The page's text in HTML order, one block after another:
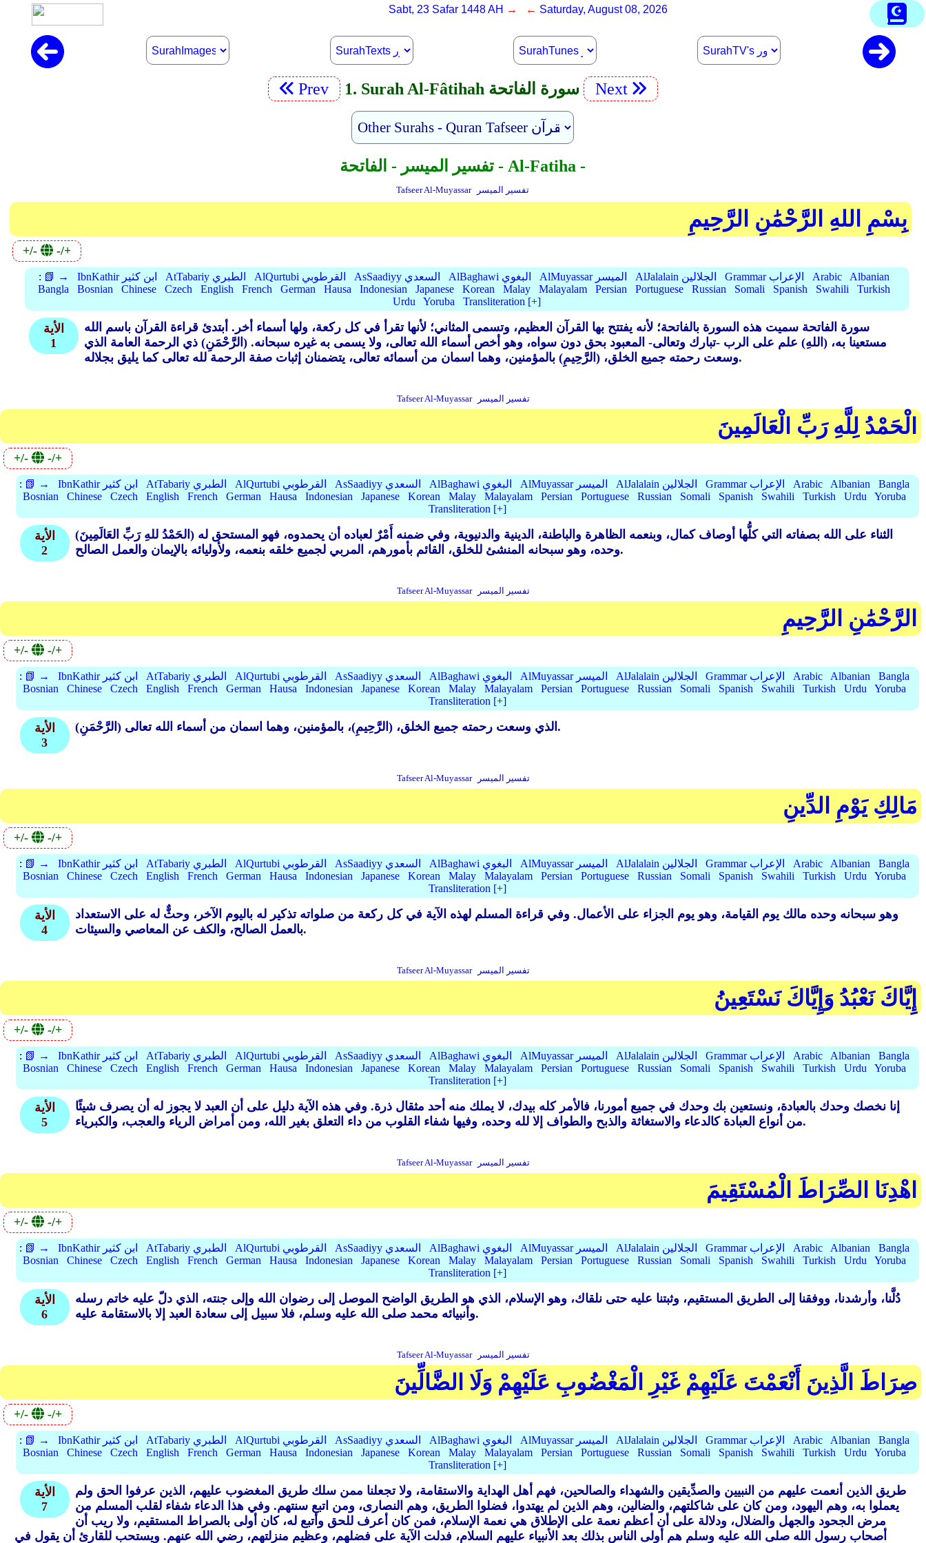
Sabt, 23 Safar 1448 AH → ← Saturday, August 08, 2026
Prev 1. Surah Al-Fâtihah سورة الفاتحة Next
تفسير الميسر - الفاتحة - Al-Fatiha -
Tafseer Al-Muyassar تفسير الميسر
بِسْمِ اللهِ الرَّحْمَٰنِ الرَّحِيمِ
+/- -/+
: 📗 → IbnKathir ابن كثير AtTabariy الطبري AlQurtubi القرطوبي AsSaadiyy السعدي AlBaghawi البغوي AlMuyassar الميسر AlJalalain الجلالين Grammar الإعراب Arabic
Albanian
Bangla
Bosnian Chinese Czech English French German Hausa Indonesian Japanese Korean Malay Malayalam Persian Portuguese Russian Somali Spanish Swahili
Turkish
Urdu
Yoruba Transliteration [+]
الأية
1
سورة الفاتحة سميت هذه السورة بالفاتحة؛ لأنه يفتتح بها القرآن العظيم، وتسمى المثاني؛ لأنها تقرأ في كل ركعة، ولها أسماء أخر. أبتدئ قراءة القرآن باسم الله
مستعينا به، (اللهِ) علم على الرب -تبارك وتعالى- المعبود بحق دون سواه، وهو أخص أسماء الله تعالى، ولا يسمى به غيره سبحانه. (الرَّحْمَنِ) ذي الرحمة العامة الذي
وسعت رحمته جميع الخلق، (الرَّحِيمِ) بالمؤمنين، وهما اسمان من أسمائه تعالى، يتضمنان إثبات صفة الرحمة لله تعالى كما يليق بجلاله.
Tafseer Al-Muyassar تفسير الميسر
الْحَمْدُ لِلَّهِ رَبِّ الْعَالَمِينَ
+/- -/+
: 📗 → IbnKathir ابن كثير AtTabariy الطبري AlQurtubi القرطوبي AsSaadiyy السعدي AlBaghawi البغوي AlMuyassar الميسر AlJalalain الجلالين Grammar الإعراب Arabic Albanian
Bangla
Bosnian
Chinese Czech English French German Hausa Indonesian Japanese Korean Malay Malayalam Persian Portuguese Russian Somali Spanish Swahili Turkish Urdu
Yoruba
Transliteration [+]
الأية
2
(الحَمْدُ للهِ رَبِّ العَالَمِينَ) الثناء على الله بصفاته التي كلُّها أوصاف كمال، وبنعمه الظاهرة والباطنة، الدينية والدنيوية، وفي ضمنه أَمْرٌ لعباده أن يحمدوه، فهو المستحق له
وحده، وهو سبحانه المنشئ للخلق، القائم بأمورهم، المربي لجميع خلقه بنعمه، ولأوليائه بالإيمان والعمل الصالح.
Tafseer Al-Muyassar تفسير الميسر
الرَّحْمَٰنِ الرَّحِيمِ
+/- -/+
: 📗 → IbnKathir ابن كثير AtTabariy الطبري AlQurtubi القرطوبي AsSaadiyy السعدي AlBaghawi البغوي AlMuyassar الميسر AlJalalain الجلالين Grammar الإعراب Arabic Albanian
Bangla
Bosnian
Chinese Czech English French German Hausa Indonesian Japanese Korean Malay Malayalam Persian Portuguese Russian Somali Spanish Swahili Turkish Urdu
Yoruba
Transliteration [+]
الأية
3
(الرَّحْمَنِ) الذي وسعت رحمته جميع الخلق، (الرَّحِيمِ)، بالمؤمنين، وهما اسمان من أسماء الله تعالى.
Tafseer Al-Muyassar تفسير الميسر
مَالِكِ يَوْمِ الدِّينِ
+/- -/+
: 📗 → IbnKathir ابن كثير AtTabariy الطبري AlQurtubi القرطوبي AsSaadiyy السعدي AlBaghawi البغوي AlMuyassar الميسر AlJalalain الجلالين Grammar الإعراب Arabic Albanian
Bangla
Bosnian
Chinese Czech English French German Hausa Indonesian Japanese Korean Malay Malayalam Persian Portuguese Russian Somali Spanish Swahili Turkish Urdu
Yoruba
Transliteration [+]
الأية
4
وهو سبحانه وحده مالك يوم القيامة، وهو يوم الجزاء على الأعمال. وفي قراءة المسلم لهذه الآية في كل ركعة من صلواته تذكير له باليوم الآخر، وحثٌّ له على الاستعداد
بالعمل الصالح، والكف عن المعاصي والسيئات.
Tafseer Al-Muyassar تفسير الميسر
إِيَّاكَ نَعْبُدُ وَإِيَّاكَ نَسْتَعِينُ
+/- -/+
: 📗 → IbnKathir ابن كثير AtTabariy الطبري AlQurtubi القرطوبي AsSaadiyy السعدي AlBaghawi البغوي AlMuyassar الميسر AlJalalain الجلالين Grammar الإعراب Arabic Albanian
Bangla
Bosnian
Chinese Czech English French German Hausa Indonesian Japanese Korean Malay Malayalam Persian Portuguese Russian Somali Spanish Swahili Turkish Urdu
Yoruba
Transliteration [+]
الأية
5
إنا نخصك وحدك بالعبادة، ونستعين بك وحدك في جميع أمورنا، فالأمر كله بيدك، لا يملك منه أحد مثقال ذرة. وفي هذه الآية دليل على أن العبد لا يجوز له أن يصرف شيئًا
من أنواع العبادة كالدعاء والاستغاثة والذبح والطواف إلا لله وحده، وفيها شفاء القلوب من داء التعلق بغير الله، ومن أمراض الرياء والعجب، والكبرياء.
Tafseer Al-Muyassar تفسير الميسر
اهْدِنَا الصِّرَاطَ الْمُسْتَقِيمَ
+/- -/+
: 📗 → IbnKathir ابن كثير AtTabariy الطبري AlQurtubi القرطوبي AsSaadiyy السعدي AlBaghawi البغوي AlMuyassar الميسر AlJalalain الجلالين Grammar الإعراب Arabic Albanian
Bangla
Bosnian
Chinese Czech English French German Hausa Indonesian Japanese Korean Malay Malayalam Persian Portuguese Russian Somali Spanish Swahili Turkish Urdu
Yoruba
Transliteration [+]
الأية
6
دُلَّنا، وأرشدنا، ووفقنا إلى الطريق المستقيم، وثبتنا عليه حتى نلقاك، وهو الإسلام، الذي هو الطريق الواضح الموصل إلى رضوان الله وإلى جنته، الذي دلّ عليه خاتم رسله
وأنبيائه محمد صلى الله عليه وسلم، فلا سبيل إلى سعادة العبد إلا بالاستقامة عليه.
Tafseer Al-Muyassar تفسير الميسر
صِرَاطَ الَّذِينَ أَنْعَمْتَ عَلَيْهِمْ غَيْرِ الْمَغْضُوبِ عَلَيْهِمْ وَلَا الضَّالِّينَ
+/- -/+
: 📗 → IbnKathir ابن كثير AtTabariy الطبري AlQurtubi القرطوبي AsSaadiyy السعدي AlBaghawi البغوي AlMuyassar الميسر AlJalalain الجلالين Grammar الإعراب Arabic Albanian
Bangla
Bosnian
Chinese Czech English French German Hausa Indonesian Japanese Korean Malay Malayalam Persian Portuguese Russian Somali Spanish Swahili Turkish Urdu
Yoruba
Transliteration [+]
الأية
7
طريق الذين أنعمت عليهم من النبيين والصدِّيقين والشهداء والصالحين، فهم أهل الهداية والاستقامة، ولا تجعلنا ممن سلك طريق المغضوب عليهم، الذين عرفوا الحق ولم
يعملوا به، وهم اليهود، ومن كان على شاكلتهم، والضالين، وهم الذين لم يهتدوا، فضلوا الطريق، وهم النصارى، ومن اتبع سنتهم. وفي هذا الدعاء شفاء لقلب المسلم من
مرض الجحود والجهل والضلال، ودلالة على أن أعظم نعمة على الإطلاق هي نعمة الإسلام، فمن كان أعرف للحق وأتبع له، كان أولى بالصراط المستقيم، ولا ريب أن
أصحاب رسول الله صلى الله عليه وسلم هم أولى الناس بذلك بعد الأنبياء عليهم السلام، فدلت الآية على فضلهم، وعظيم منزلتهم، رضي الله عنهم. ويستحب للقارئ أن يقول في